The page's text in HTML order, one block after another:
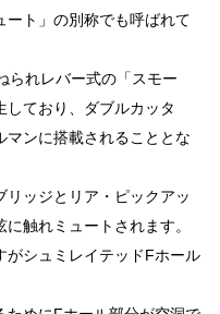
ート」の別称でも呼ばれて
られレバー式の「スモー
しており、ダブルカッタ
マンに搭載されることとな
ッジとリア・ピックアッ
触れミュートされます。
がシュミレイテッドFホール